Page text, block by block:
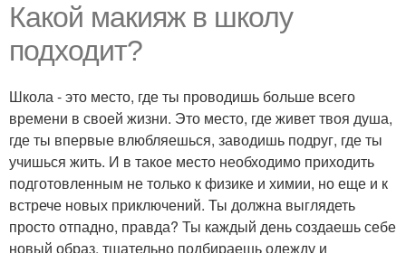
Какой макияж в школу
подходит?
Школа - это место, где ты проводишь больше всего
времени в своей жизни. Это место, где живет твоя душа,
где ты впервые влюбляешься, заводишь подруг, где ты
учишься жить. И в такое место необходимо приходить
подготовленным не только к физике и химии, но еще и к
встрече новых приключений. Ты должна выглядеть
просто отпадно, правда? Ты каждый день создаешь себе
новый образ, тщательно подбираешь одежду и